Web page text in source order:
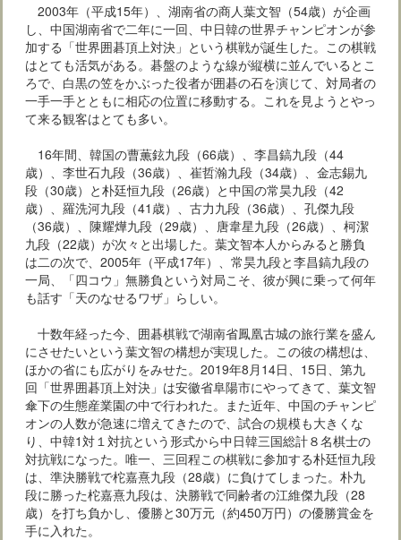
2003年（平成15年）、湖南省の商人葉文智（54歳）が企画
し、中国湖南省で二年に一回、中日韓の世界チャンピオンが参
加する「世界囲碁頂上対決」という棋戦が誕生した。この棋戦
はとても活気がある。碁盤のような線が縦横に並んでいるとこ
ろで、白黒の笠をかぶった役者が囲碁の石を演じて、対局者の
一手一手とともに相応の位置に移動する。これを見ようとやっ
て来る観客はとても多い。
16年間、韓国の曹薫鉉九段（66歳）、李昌鎬九段（44
歳）、李世石九段（36歳）、崔哲瀚九段（34歳）、金志錫九
段（30歳）と朴廷恒九段（26歳）と中国の常昊九段（42
歳）、羅洗河九段（41歳）、古力九段（36歳）、孔傑九段
（36歳）、陳耀燁九段（29歳）、唐韋星九段（26歳）、柯潔
九段（22歳）が次々と出場した。葉文智本人からみると勝負
は二の次で、2005年（平成17年）、常昊九段と李昌鎬九段の
一局、「四コウ」無勝負という対局こそ、彼が興に乗って何年
も話す「天のなせるワザ」らしい。
十数年経った今、囲碁棋戦で湖南省鳳凰古城の旅行業を盛ん
にさせたいという葉文智の構想が実現した。この彼の構想は、
ほかの省にも広がりをみせた。2019年8月14日、15日、第九
回「世界囲碁頂上対決」は安徽省阜陽市にやってきて、葉文智
傘下の生態産業園の中で行われた。また近年、中国のチャンピ
オンの人数が急速に増えてきたので、試合の規模も大きくな
り、中韓1対１対抗という形式から中日韓三国総計８名棋士の
対抗戦になった。唯一、三回程この棋戦に参加する朴廷恒九段
は、準決勝戦で柁嘉熹九段（28歳）に負けてしまった。朴九
段に勝った柁嘉熹九段は、決勝戦で同齢者の江維傑九段（28
歳）を打ち負かし、優勝と30万元（約450万円）の優勝賞金を
手に入れた。